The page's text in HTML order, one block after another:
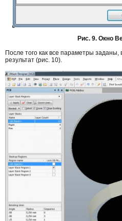
Рис. 9. Окно
После того как все параметры
результат (рис. 10).